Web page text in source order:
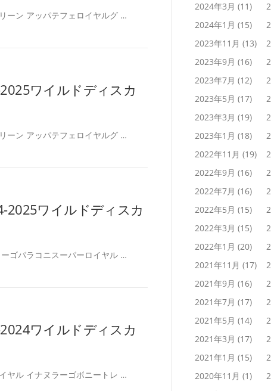
ーン アッパテフェロイヤルグ …
ワイルドディスカ
ーン アッパテフェロイヤルグ …
2025ワイルドディスカ
ゴパラコニスーパーロイヤル …
ワイルドディスカ
ヤル イナヌラーゴボニートレ …
2024年3月 (11)
2024年1月 (15)
2023年11月 (13)
2023年9月 (16)
2023年7月 (12)
2023年5月 (17)
2023年3月 (19)
2023年1月 (18)
2022年11月 (19)
2022年9月 (16)
2022年7月 (16)
2022年5月 (15)
2022年3月 (15)
2022年1月 (20)
2021年11月 (17)
2021年9月 (16)
2021年7月 (17)
2021年5月 (14)
2021年3月 (17)
2021年1月 (15)
2020年11月 (1)